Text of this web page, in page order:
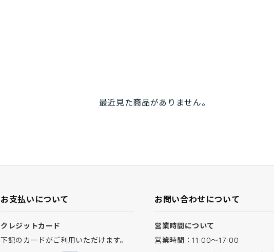
最近見た商品がありません。
お支払いについて
クレジットカード
下記のカードがご利用いただけます。
お問い合わせについて
営業時間について
営業時間：11:00～17:00